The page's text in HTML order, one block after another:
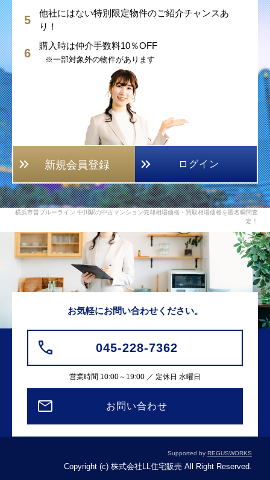
他社にはない特別限定物件のご紹介チャンスあ
り！
購入時は仲介手数料10％OFF
※一部対象外の物件があります
新規会員登録 ログイン
横浜市営ブルーライン 中川駅の中古マンション売却相場価格・買取相場価格を匿名瞬間査
定！
お気軽にお問い合わせください。
045-228-7362
営業時間 10:00～19:00 ／ 定休日 水曜日
お問い合わせ
Supported by REGUSWORKS
Copyright (c) 株式会社LL住宅販売 All Right Reserved.